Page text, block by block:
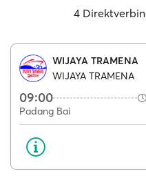
4
WIJAYA TRAMENA
WIJAYA TRAMENA
09:00
Padang Bai